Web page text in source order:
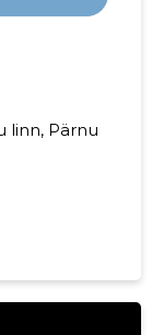
linn, Pärnu